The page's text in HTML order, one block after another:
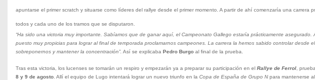
apuntarse el primer scratch y situarse como líderes del rallye desde el primer momento. A partir de ahí comenzaría una
todos y cada uno de los tramos que se disputaron.
“Ha sido una victoria muy importante. Sabíamos que de ganar aquí, el Campeonato Gallego estaría prácticamente
puesto muy propicias para lograr al final de temporada proclamarnos campeones. La carrera la hemos sabido controlar desde
sobreponernos y mantener la concentración”. Así se explicaba Pedro Burgo al final de la prueba.
Tras esta victoria, los lucenses se tomarán un respiro y empezarán ya a preparar su participación en el Rallye de Ferrol ,
8 y 9 de agosto . Allí el equipo de Lugo intentará lograr un nuevo triunfo en la Copa de España de Grupo N para mantenerse